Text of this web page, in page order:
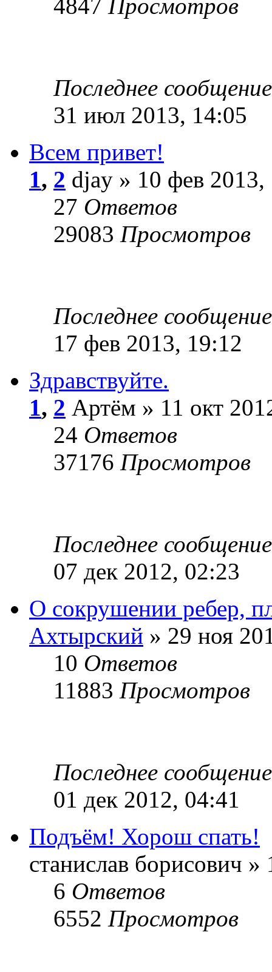
4847 Просмотров
Последнее
31 июл 2013, 14:05
Всем привет!
1, 2 djay » 10 фев 2013,
27 Ответов
29083 Просмотров
Последнее
17 фев 2013, 19:12
Здравствуйте.
1, 2 Артём » 11 окт
24 Ответов
37176 Просмотров
Последнее
07 дек 2012, 02:23
О сокрушении ребер,
Ахтырский » 29 ноя
10 Ответов
11883 Просмотров
Последнее
01 дек 2012, 04:41
Подъём! Хорош спать!
станислав борисович
6 Ответов
6552 Просмотров